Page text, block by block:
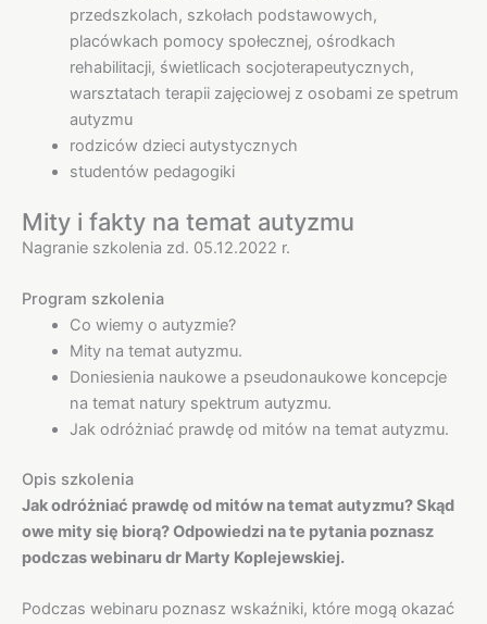
przedszkolach, szkołach podstawowych,
placówkach pomocy społecznej, ośrodkach
rehabilitacji, świetlicach socjoterapeutycznych,
warsztatach terapii zajęciowej z osobami ze spetrum
autyzmu
rodziców dzieci autystycznych
studentów pedagogiki
Mity i fakty na temat autyzmu
Nagranie szkolenia zd. 05.12.2022 r.
Program szkolenia
Co wiemy o autyzmie?
Mity na temat autyzmu.
Doniesienia naukowe a pseudonaukowe koncepcje
na temat natury spektrum autyzmu.
Jak odróżniać prawdę od mitów na temat autyzmu.
Opis szkolenia
Jak odróżniać prawdę od mitów na temat autyzmu? Skąd
owe mity się biorą? Odpowiedzi na te pytania poznasz
podczas webinaru dr Marty Koplejewskiej.
Podczas webinaru poznasz wskaźniki, które mogą okazać